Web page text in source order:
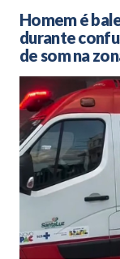
Homem é
durante
de som na